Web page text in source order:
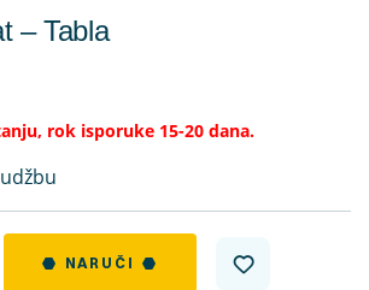
– Tabla
rok isporuke 15-20 dana.
NARUČI